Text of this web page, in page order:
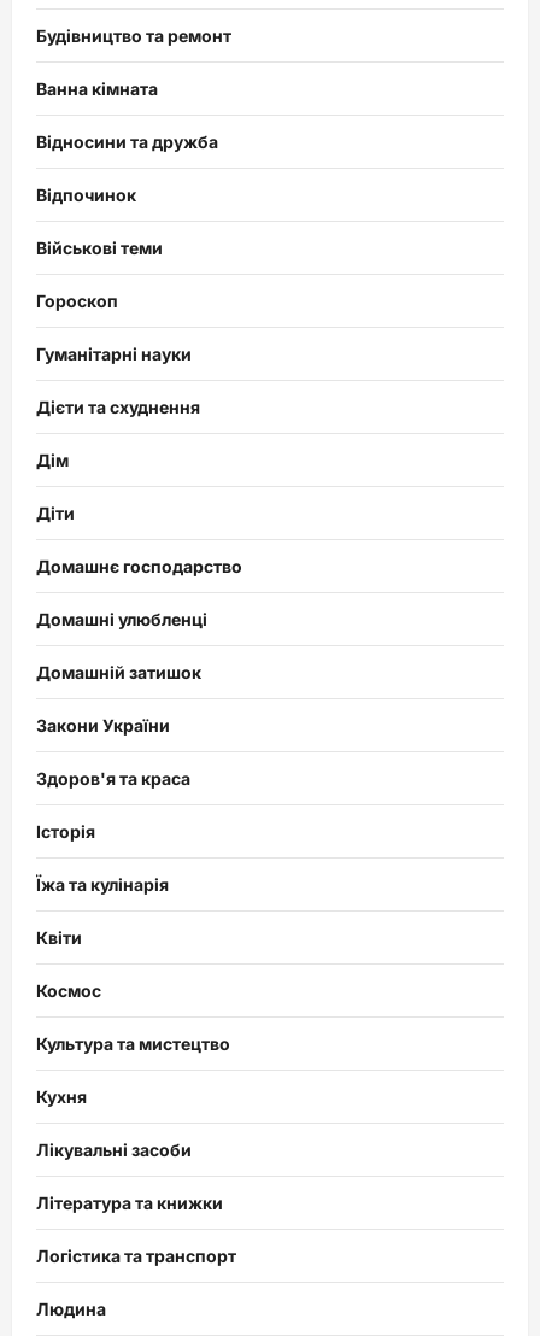
Будівництво та ремонт
Ванна кімната
Відносини та дружба
Відпочинок
Військові теми
Гороскоп
Гуманітарні науки
Дієти та схуднення
Дім
Діти
Домашнє господарство
Домашні улюбленці
Домашній затишок
Закони України
Здоров'я та краса
Історія
Їжа та кулінарія
Квіти
Космос
Культура та мистецтво
Кухня
Лікувальні засоби
Література та книжки
Логістика та транспорт
Людина